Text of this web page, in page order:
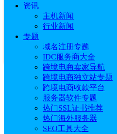
资讯
主机新闻
行业新闻
专题
域名注册专题
IDC服务商大全
跨境电商卖家导航
跨境电商独立站专题
跨境电商收款平台
服务器软件专题
热门SSL证书推荐
热门海外服务器
SEO工具大全
优惠码：
访问官网|优惠活动
服务商介绍：Namecheap是一家
提供域名注册、虚拟主机和SSL
管理便捷和性价比高受到很多国内
Namecheap一年一度的黑五&
日开启，届时，用户可以享受
移折扣高达99%，主机/企业邮
品和建站产品也享有优惠，有需
活动地址：Namecheap官网